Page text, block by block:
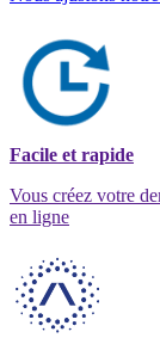
Facile et rapide
Vous créez votre
en ligne